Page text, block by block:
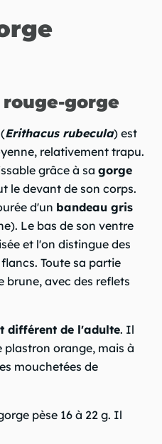
gorge
(Erithacus rubecula) est
relativement trapu.
grâce à sa gorge
le devant de son corps.
d'un bandeau gris
Le bas de son ventre
et l'on distingue des
Toute sa partie
brune, avec des reflets
différent de l'adulte. Il
plastron orange, mais à
mouchetées de
pèse 16 à 22 g. Il